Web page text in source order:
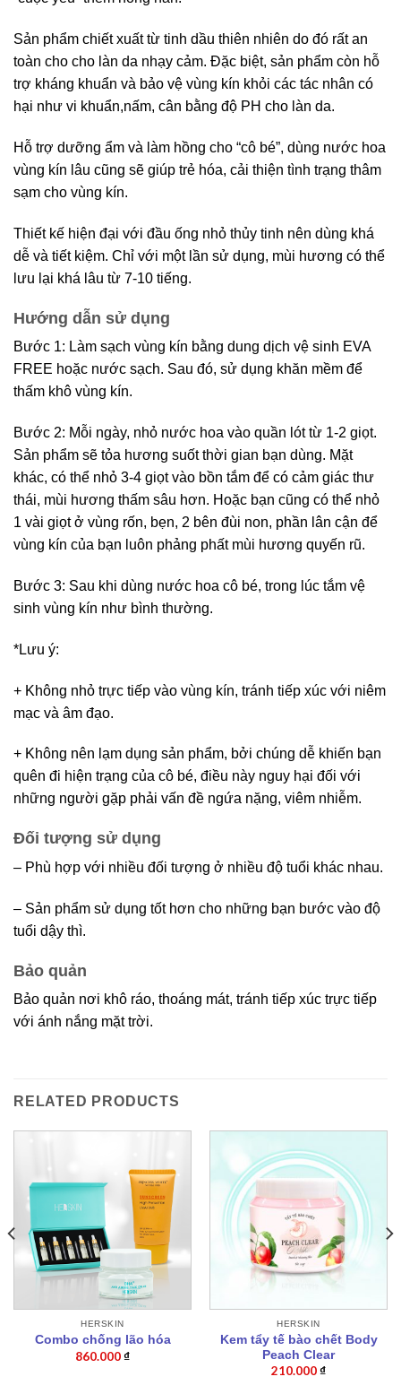
Sản phẩm chiết xuất từ tinh dầu thiên nhiên do đó rất an
toàn cho cho làn da nhạy cảm. Đặc biệt, sản phẩm còn hỗ
trợ kháng khuẩn và bảo vệ vùng kín khỏi các tác nhân có
hại như vi khuẩn,nấm, cân bằng độ PH cho làn da.
Hỗ trợ dưỡng ẩm và làm hồng cho “cô bé”, dùng nước hoa
vùng kín lâu cũng sẽ giúp trẻ hóa, cải thiện tình trạng thâm
sạm cho vùng kín.
Thiết kế hiện đại với đầu ống nhỏ thủy tinh nên dùng khá
dễ và tiết kiệm. Chỉ với một lần sử dụng, mùi hương có thể
lưu lại khá lâu từ 7-10 tiếng.
Hướng dẫn sử dụng
Bước 1: Làm sạch vùng kín bằng dung dịch vệ sinh EVA
FREE hoặc nước sạch. Sau đó, sử dụng khăn mềm để
thấm khô vùng kín.
Bước 2: Mỗi ngày, nhỏ nước hoa vào quần lót từ 1-2 giọt.
Sản phẩm sẽ tỏa hương suốt thời gian bạn dùng. Mặt
khác, có thể nhỏ 3-4 giọt vào bồn tắm để có cảm giác thư
thái, mùi hương thấm sâu hơn. Hoặc bạn cũng có thể nhỏ
1 vài giọt ở vùng rốn, bẹn, 2 bên đùi non, phần lân cận để
vùng kín của bạn luôn phảng phất mùi hương quyến rũ.
Bước 3: Sau khi dùng nước hoa cô bé, trong lúc tắm vệ
sinh vùng kín như bình thường.
*Lưu ý:
+ Không nhỏ trực tiếp vào vùng kín, tránh tiếp xúc với niêm
mạc và âm đạo.
+ Không nên lạm dụng sản phẩm, bởi chúng dễ khiến bạn
quên đi hiện trạng của cô bé, điều này nguy hại đối với
những người gặp phải vấn đề ngứa nặng, viêm nhiễm.
Đối tượng sử dụng
– Phù hợp với nhiều đối tượng ở nhiều độ tuổi khác nhau.
– Sản phẩm sử dụng tốt hơn cho những bạn bước vào độ
tuổi dậy thì.
Bảo quản
Bảo quản nơi khô ráo, thoáng mát, tránh tiếp xúc trực tiếp
với ánh nắng mặt trời.
RELATED PRODUCTS
HERSKIN
Combo chống lão hóa
860.000₫
HERSKIN
Kem tẩy tế bào chết Body
Peach Clear
210.000₫